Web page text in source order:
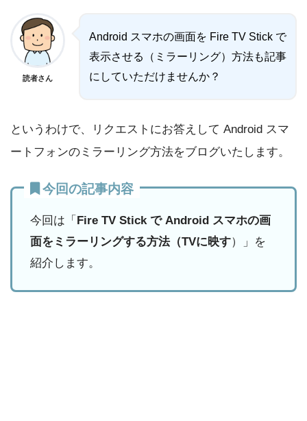
読者さん
Android スマホの画面を Fire TV Stick で
表示させる（ミラーリング）方法も記事
にしていただけませんか？
というわけで、リクエストにお答えして Android スマ
ートフォンのミラーリング方法をブログいたします。
今回の記事内容
今回は「 Fire TV Stick で Android スマホの画
面をミラーリングする方法（TVに映す）」を
紹介します。